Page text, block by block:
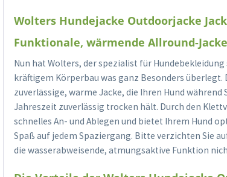
Wolters Hundejacke Outdoorjacke
Funktionale, wärmende Allround-
Nun hat Wolters, der spezialist für
kräftigem Körperbau was ganz Besonders überlegt.
zuverlässige, warme Jacke, die Ihren Hund
Jahreszeit zuverlässig trocken hält. Durch den
schnelles An- und Ablegen und bietet Ihrem Hund
Spaß auf jedem Spaziergang. Bitte verzichten Sie
die wasserabweisende, atmungsaktive Funktion